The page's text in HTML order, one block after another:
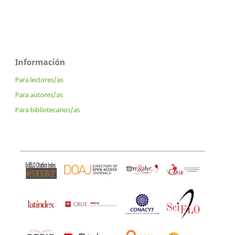
Información
Para lectores/as
Para autores/as
Para bibliotecarios/as